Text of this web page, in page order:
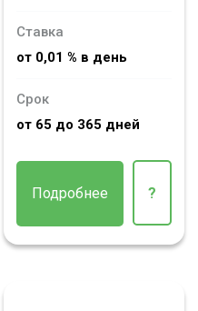
Ставка
от 0,01 % в день
Срок
от 65 до 365 дней
Подробнее ?